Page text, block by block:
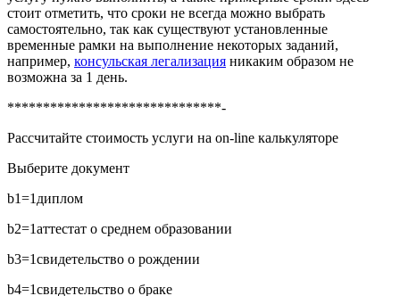
стоит отметить, что сроки не всегда можно выбрать
самостоятельно, так как существуют установленные
временные рамки на выполнение некоторых заданий,
например, консульская легализация никаким образом не
возможна за 1 день.
******************************-
Рассчитайте стоимость услуги на on-line калькуляторе
Выберите документ
b1=1 диплом
b2=1аттестат о среднем образовании
b3=1свидетельство о рождении
b4=1свидетельство о браке